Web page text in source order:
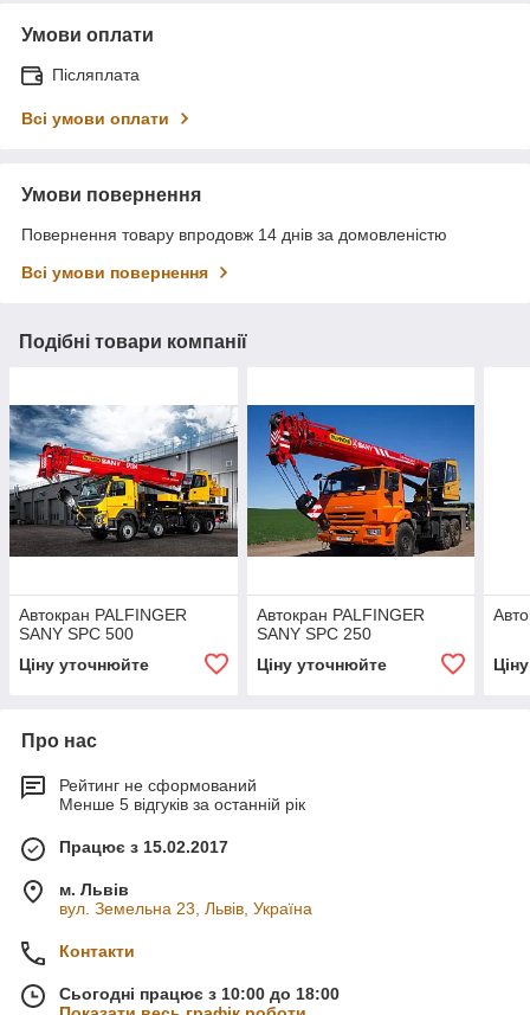
Умови оплати
Післяплата
Всі умови оплати
Умови повернення
Повернення товару впродовж 14 днів за домовленістю
Всі умови повернення
Подібні товари компанії
Автокран PALFINGER
SANY SPC 500
Ціну уточнюйте
Автокран PALFINGER
SANY SPC 250
Ціну уточнюйте
Про нас
Рейтинг не сформований
Менше 5 відгуків за останній рік
Працює з 15.02.2017
м. Львів
вул. Земельна 23, Львів, Україна
Контакти
Сьогодні працює з 10:00 до 18:00